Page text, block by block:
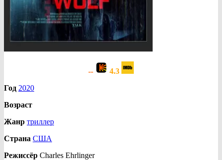
--
4.3
Год 2020
Возраст
Жанр триллер
Страна США
Режиссёр Charles Ehrlinger